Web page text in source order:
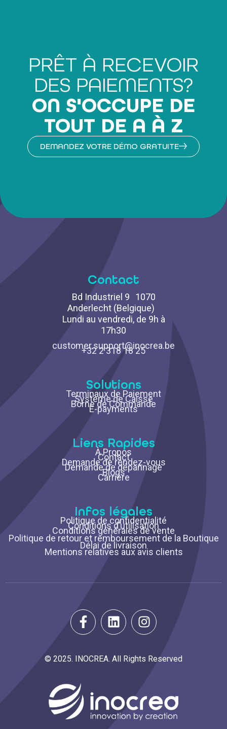
PRÊT À RECEVOIR
DES PAIEMENTS?
ON S'OCCUPE DE
TOUT DE A À Z
DEMANDEZ VOTRE DÉMO GRATUITE
Contact
Bd Industriel 9 1070
Anderlecht (Belgique)
Lundi au vendredi, de 9h à
17h30
customer.support@inocrea.be
+32 2 318 18 25
Solutions
Terminaux de Paiement
Système de Caisse
Borne de Commande
E-payments
Liens Rapides
À Propos
Contact
Demande de rendez-vous
Demande de dépannage
Blogs
Carrière
Infos légales
Politique de confidentialité
Conditions d’utilisation
Conditions générales de vente
Politique de retour et remboursement de la Boutique
Délai de livraison
Mentions relatives aux avis clients
© 2025. INOCREA. All Rights Reserved